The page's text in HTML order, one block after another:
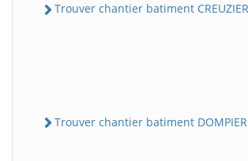
Trouver chantier batiment
Trouver chantier batiment